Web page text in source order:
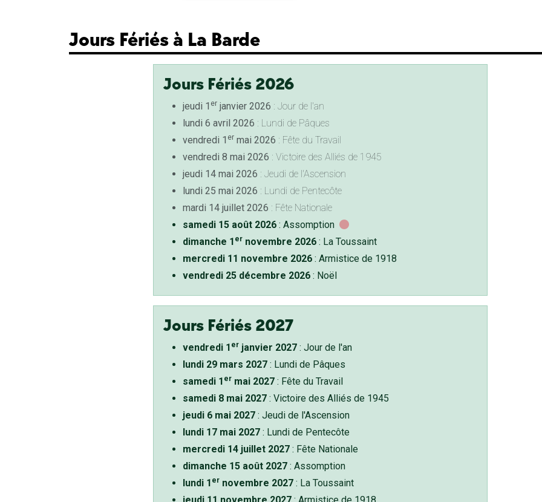
Jours Fériés à La Barde
Jours Fériés 2026
jeudi 1 erjanvier 2026 : Jour de l'an
lundi 6 avril 2026 : Lundi de Pâques
vendredi 1 ermai 2026 : Fête du Travail
vendredi 8 mai 2026 : Victoire des Alliés de 1945
jeudi 14 mai 2026 : Jeudi de l'Ascension
lundi 25 mai 2026 : Lundi de Pentecôte
mardi 14 juillet 2026 : Fête Nationale
samedi 15 août 2026: Assomption
dimanche 1 ernovembre 2026: La Toussaint
mercredi 11 novembre 2026: Armistice de 1918
vendredi 25 décembre 2026: Noël
Jours Fériés 2027
vendredi 1 erjanvier 2027: Jour de l'an
lundi 29 mars 2027: Lundi de Pâques
samedi 1 ermai 2027: Fête du Travail
samedi 8 mai 2027: Victoire des Alliés de 1945
jeudi 6 mai 2027: Jeudi de l'Ascension
lundi 17 mai 2027: Lundi de Pentecôte
mercredi 14 juillet 2027: Fête Nationale
dimanche 15 août 2027: Assomption
lundi 1 ernovembre 2027: La Toussaint
jeudi 11 novembre 2027: Armistice de 1918